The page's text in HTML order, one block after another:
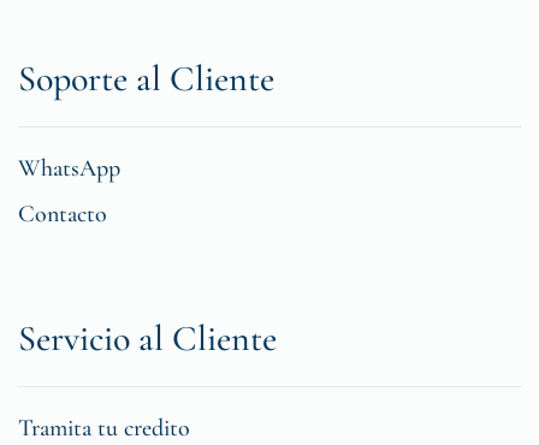
Soporte al Cliente
WhatsApp
Contacto
Servicio al Cliente
Tramita tu credito